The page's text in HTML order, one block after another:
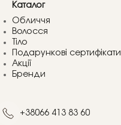
Каталог
Обличчя
Волосся
Тіло
Подарункові сертифікати
Акції
Бренди
+38066 413 83 60